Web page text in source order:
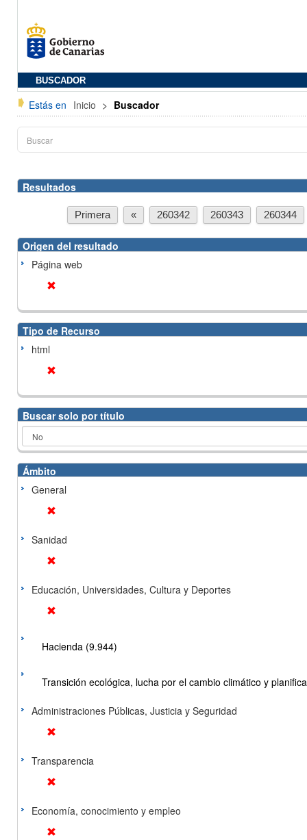
BUSCADOR
Estás en Inicio > Buscador
Resultados
Primera « 260342 260343 260344
Origen del resultado
Página web
Tipo de Recurso
html
Buscar solo por título
Ámbito
General
Sanidad
Educación, Universidades, Cultura y Deportes
Hacienda (9.944)
Transición ecológica, lucha por el cambio climático y
Administraciones Públicas, Justicia y Seguridad
Transparencia
Economía, conocimiento y empleo